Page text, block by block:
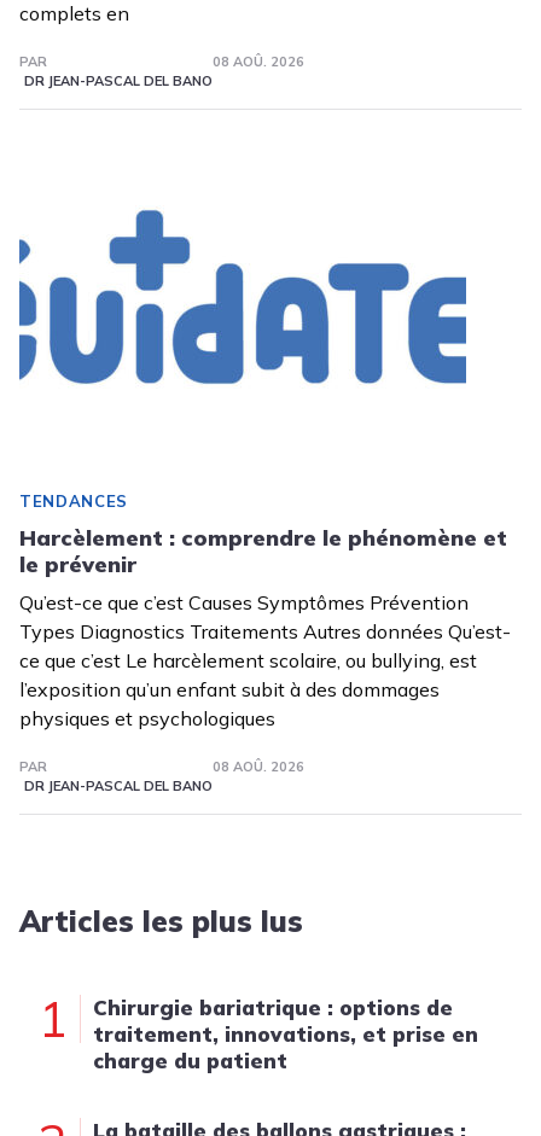
complets en
PAR
DR JEAN-PASCAL DEL BANO
08 AOÛ. 2026
TENDANCES
Harcèlement : comprendre le phénomène et
le prévenir
Qu’est-ce que c’est Causes Symptômes Prévention
Types Diagnostics Traitements Autres données Qu’est-
ce que c’est Le harcèlement scolaire, ou bullying, est
l’exposition qu’un enfant subit à des dommages
physiques et psychologiques
PAR
DR JEAN-PASCAL DEL BANO
08 AOÛ. 2026
Articles les plus lus
1
Chirurgie bariatrique : options de
traitement, innovations, et prise en
charge du patient
La bataille des ballons gastriques :